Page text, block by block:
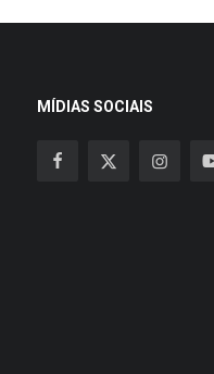
MÍDIAS SOCIAIS